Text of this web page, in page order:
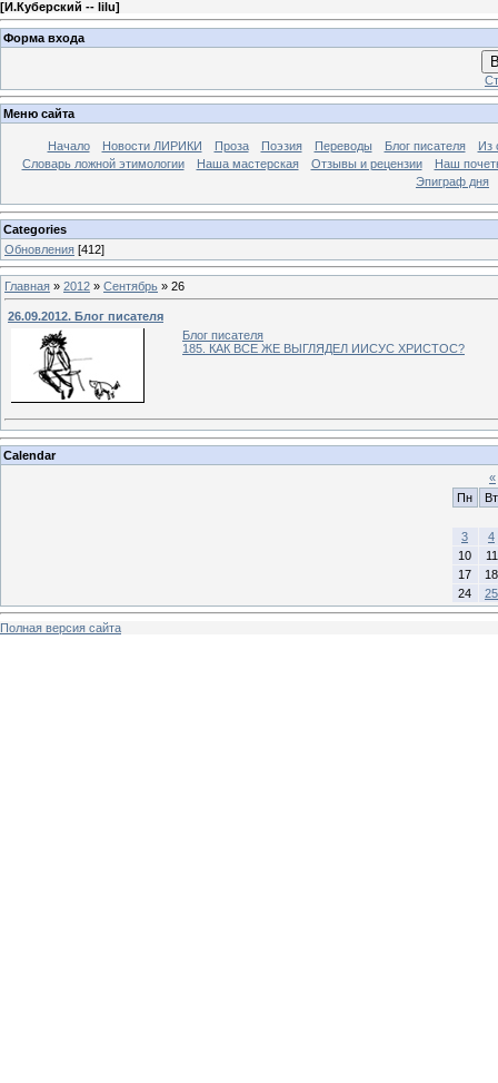
[И.Куберский -- lilu]
Форма входа
Меню сайта
Начало Новости ЛИРИКИ Проза Поэзия Переводы Блог писателя
Из
Словарь ложной этимологии
Наша мастерская Отзывы и рецензии
Наш
Эпиграф дня
Categories
Обновления [412]
Главная » 2012 » Сентябрь » 26
26.09.2012. Блог писателя
Блог писателя
185. КАК ВСЕ ЖЕ ВЫГЛЯДЕЛ ИИСУС ХРИСТОС?
Calendar
«
Пн
Вт
3
4
10
11
17
18
24
25
Полная версия сайта